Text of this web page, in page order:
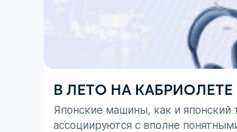
В ЛЕТО НА КАБРИОЛЕТЕ
Японские машины, как и японский
ассоциируются с вполне